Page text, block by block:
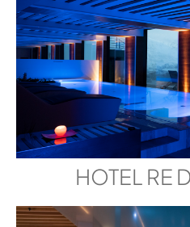
HOTEL RE